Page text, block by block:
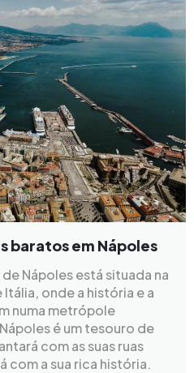
baratos em Nápoles
Nápoles está situada na
onde a história e a
numa metrópole
é um tesouro de
com as suas ruas
com a sua rica história.